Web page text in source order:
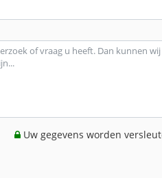
Uw gegevens worden